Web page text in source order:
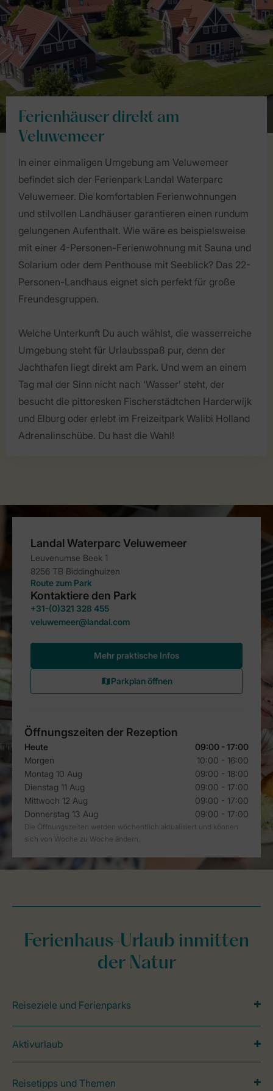
Ferienhäuser direkt am
Veluwemeer
In einer einmaligen Umgebung am Veluwemeer
befindet sich der Ferienpark Landal Waterparc
Veluwemeer. Die komfortablen Ferienwohnungen
und stilvollen Landhäuser garantieren einen rundum
gelungenen Aufenthalt. Wie wäre es beispielsweise
mit einer 4-Personen-Ferienwohnung mit Sauna und
Solarium oder dem Penthouse mit Seeblick? Das 22-
Personen-Landhaus eignet sich perfekt für große
Freundesgruppen.
Welche Unterkunft Du auch wählst, die wasserreiche
Umgebung steht für Urlaubsspaß pur, denn der
Jachthafen liegt direkt am Park. Und wem an einem
Tag mal der Sinn nicht nach ‘Wasser’ steht, der
besucht die pittoresken Fischerstädtchen Harderwijk
und Elburg oder erlebt im Freizeitpark Walibi Holland
Adrenalinschübe. Du hast die Wahl!
Ferienhaus-Urlaub inmitten
der Natur
Reiseziele und Ferienparks
Aktivurlaub
Reisetipps und Themen